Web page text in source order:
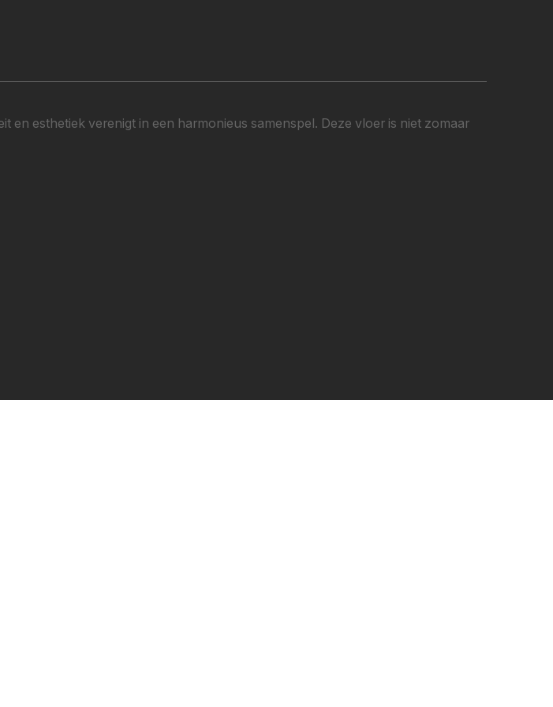
en esthetiek verenigt in een harmonieus samenspel. Deze vloer is niet zomaar